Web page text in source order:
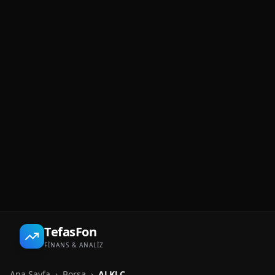
TefasFon
FİNANS & ANALİZ